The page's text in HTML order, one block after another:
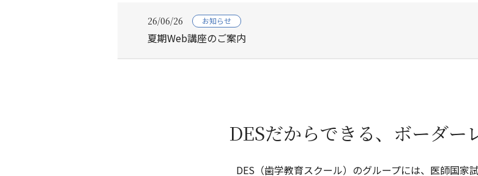
26/06/26 お知らせ
夏期Web講座のご案内
DESだからできる、 ボーダー
DES（歯学教育スクール）のグループには、医師国家